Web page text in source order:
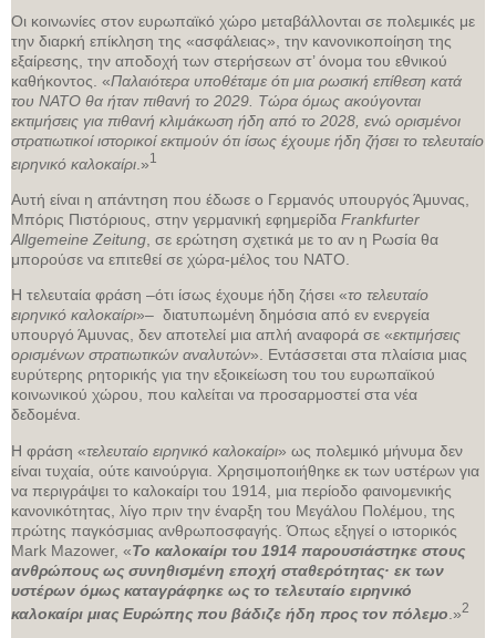
Οι κοινωνίες στον ευρωπαϊκό χώρο μεταβάλλονται σε πολεμικές με
την διαρκή επίκληση της «ασφάλειας», την κανονικοποίηση της
εξαίρεσης, την αποδοχή των στερήσεων στ’ όνομα του εθνικού
καθήκοντος. «Παλαιότερα υποθέταμε ότι μια ρωσική επίθεση κατά
του ΝΑΤΟ θα ήταν πιθανή το 2029. Τώρα όμως ακούγονται
εκτιμήσεις για πιθανή κλιμάκωση ήδη από το 2028, ενώ ορισμένοι
στρατιωτικοί ιστορικοί εκτιμούν ότι ίσως έχουμε ήδη ζήσει το τελευταίο
ειρηνικό καλοκαίρι .»1
Αυτή είναι η απάντηση που έδωσε ο Γερμανός υπουργός Άμυνας,
Μπόρις Πιστόριους, στην γερμανική εφημερίδα Frankfurter
Allgemeine Zeitung , σε ερώτηση σχετικά με το αν η Ρωσία θα
μπορούσε να επιτεθεί σε χώρα-μέλος του ΝΑΤΟ.
Η τελευταία φράση –ότι ίσως έχουμε ήδη ζήσει «το τελευταίο
ειρηνικό καλοκαίρι»– διατυπωμένη δημόσια από εν ενεργεία
υπουργό Άμυνας, δεν αποτελεί μια απλή αναφορά σε «εκτιμήσεις
ορισμένων στρατιωτικών αναλυτών». Εντάσσεται στα πλαίσια μιας
ευρύτερης ρητορικής για την εξοικείωση του του ευρωπαϊκού
κοινωνικού χώρου, που καλείται να προσαρμοστεί στα νέα
δεδομένα.
Η φράση «τελευταίο ειρηνικό καλοκαίρι» ως πολεμικό μήνυμα δεν
είναι τυχαία, ούτε καινούργια. Χρησιμοποιήθηκε εκ των υστέρων για
να περιγράψει το καλοκαίρι του 1914, μια περίοδο φαινομενικής
κανονικότητας, λίγο πριν την έναρξη του Μεγάλου Πολέμου, της
πρώτης παγκόσμιας ανθρωποσφαγής. Όπως εξηγεί ο ιστορικός
Mark Mazower, «Το καλοκαίρι του 1914 παρουσιάστηκε στους
ανθρώπους ως συνηθισμένη εποχή σταθερότητας· εκ των
υστέρων όμως καταγράφηκε ως το τελευταίο ειρηνικό
καλοκαίρι μιας Ευρώπης που βάδιζε ήδη προς τον πόλεμο .»2